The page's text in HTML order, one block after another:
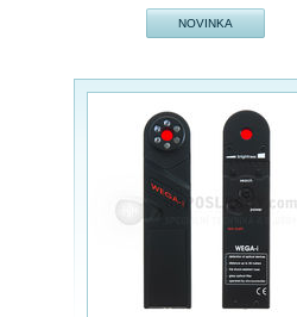
NOVINKA